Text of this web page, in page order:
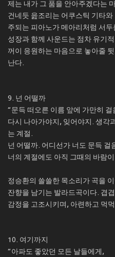
제는 내가 그 품을 안아주겠다는
건네듯 읊조리는 어쿠스틱 기타
주되는 피아노가 메아리처럼 서
성장과 함께 사운드는 점차 유기
꺼이 응원하는 마음으로 놓아줄
난다.
9. 넌 어떨까
“문득 떠오른 이름 앞에 가만히
다시 나아가야지, 잊어야지. 생각
는 계절.
넌 어떨까. 어디선가 너도 문득 걸
너의 계절에도 아직 그때의 바람이
정승환의 쓸쓸한 목소리가 곡을
잔향을 남기는 발라드곡이다. 겹
감정을 고조시키며, 아련하고 먹
10. 여기까지
“아파도 좋았던 모든 날들에게,